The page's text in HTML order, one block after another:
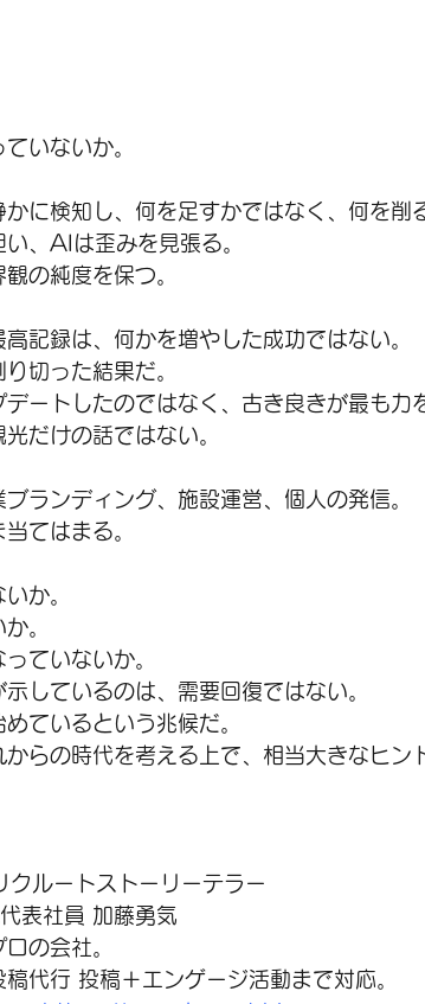
いないか。
に検知し、何を足すかではなく、何を削
、AIは歪みを見張る。
の純度を保つ。
記録は、何かを増やした成功ではない。
切った結果だ。
ートしたのではなく、古き良きが最も力
だけの話ではない。
ランディング、施設運営、個人の発信。
てはまる。
か。
。
ていないか。
しているのは、需要回復ではない。
ているという兆候だ。
らの時代を考える上で、相当大きなヒン
ルートストーリーテラー
表社員 加藤勇気
の会社。
代行 投稿＋エンゲージ活動まで対応。